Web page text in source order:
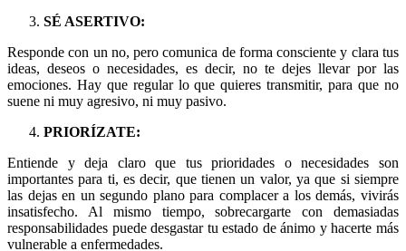
SÉ ASERTIVO:
Responde con un no, pero comunica de forma consciente y clara tus
ideas, deseos o necesidades, es decir, no te dejes llevar por las
emociones. Hay que regular lo que quieres transmitir, para que no
suene ni muy agresivo, ni muy pasivo.
PRIORÍZATE:
Entiende y deja claro que tus prioridades o necesidades son
importantes para ti, es decir, que tienen un valor, ya que si siempre
las dejas en un segundo plano para complacer a los demás, vivirás
insatisfecho. Al mismo tiempo, sobrecargarte con demasiadas
responsabilidades puede desgastar tu estado de ánimo y hacerte más
vulnerable a enfermedades.